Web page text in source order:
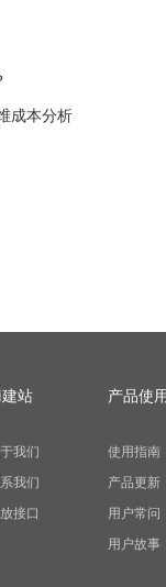
成本分析
站
我们
我们
接口
产品使
使用指南
产品更新
用户常问
用户故事